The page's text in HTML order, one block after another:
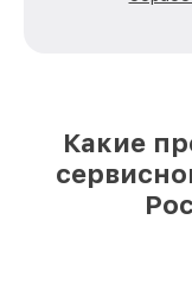
Какие